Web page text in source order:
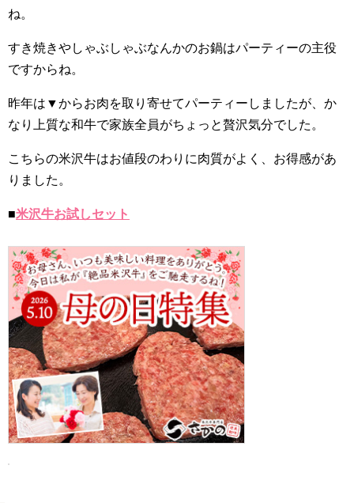
ね。
すき焼きやしゃぶしゃぶなんかのお鍋はパーティーの主役
ですからね。
昨年は▼からお肉を取り寄せてパーティーしましたが、か
なり上質な和牛で家族全員がちょっと贅沢気分でした。
こちらの米沢牛はお値段のわりに肉質がよく、お得感があ
りました。
■米沢牛お試しセット